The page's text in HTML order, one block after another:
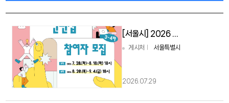
게시처 서울특별시
2026.07.29